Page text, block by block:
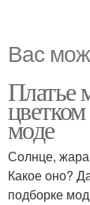
Вас
Платье
моде
Солнце,
Какое оно?
подборке